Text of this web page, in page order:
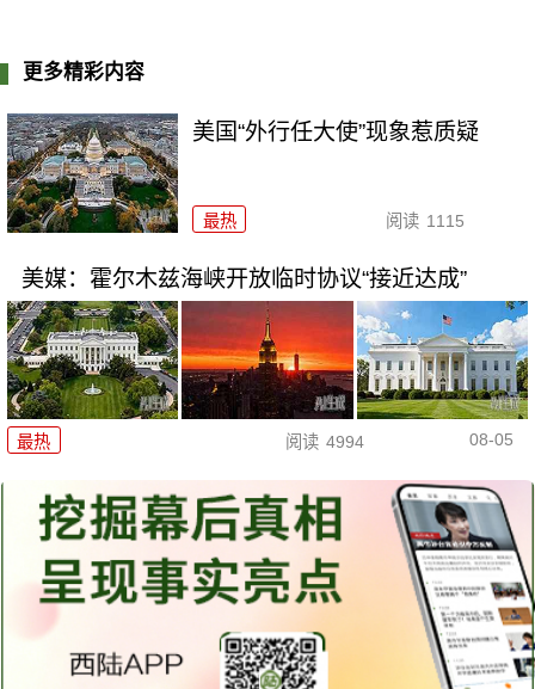
更多精彩内容
美国“外行任大使”现象惹质疑
最热 阅读 1115
美媒：霍尔木兹海峡开放临时协议“接近达成”
最热 阅读 4994 08-05